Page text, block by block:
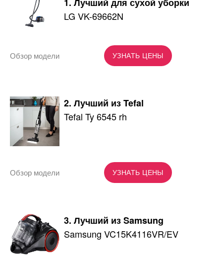
1. Лучший для сухой уборки
LG VK-69662N
УЗНАТЬ ЦЕНЫ
Обзор модели
2. Лучший из Tefal
Tefal Ty 6545 rh
УЗНАТЬ ЦЕНЫ
Обзор модели
3. Лучший из Samsung
Samsung VC15K4116VR/EV